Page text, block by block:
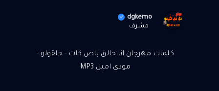
dgkemo
مشرف
كلمات مهرجان انا حالق باص كات - حلقولو -
مودي امين MP3